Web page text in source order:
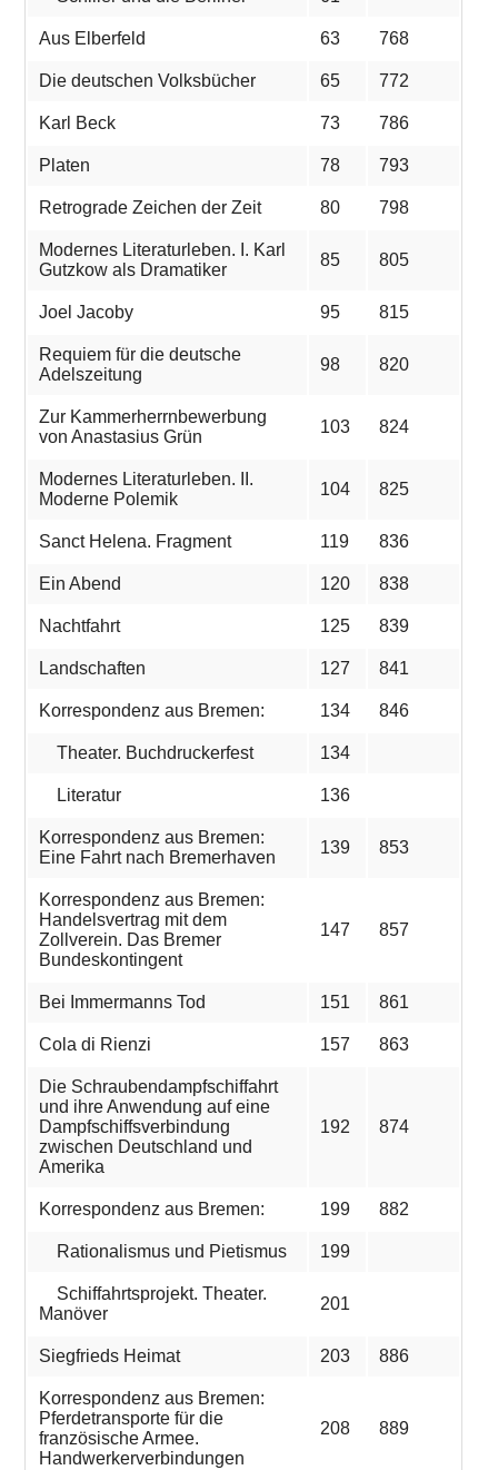
Aus Elberfeld 63 768
Die deutschen Volksbücher 65 772
Karl Beck 73 786
Platen 78 793
Retrograde Zeichen der Zeit 80 798
Modernes Literaturleben. I. Karl
Gutzkow als Dramatiker
85 805
Joel Jacoby 95 815
Requiem für die deutsche
Adelszeitung
98 820
Zur Kammerherrnbewerbung
von Anastasius Grün
103 824
Modernes Literaturleben. II.
Moderne Polemik
104 825
Sanct Helena. Fragment 119 836
Ein Abend 120 838
Nachtfahrt 125 839
Landschaften 127 841
Korrespondenz aus Bremen: 134 846
Theater. Buchdruckerfest 134
Literatur 136
Korrespondenz aus Bremen:
Eine Fahrt nach Bremerhaven
139 853
Korrespondenz aus Bremen:
Handelsvertrag mit dem
Zollverein. Das Bremer
Bundeskontingent
147 857
Bei Immermanns Tod 151 861
Cola di Rienzi 157 863
Die Schraubendampfschiffahrt
und ihre Anwendung auf eine
Dampfschiffsverbindung
zwischen Deutschland und
Amerika
192 874
Korrespondenz aus Bremen: 199 882
Rationalismus und Pietismus 199
Schiffahrtsprojekt. Theater.
Manöver
201
Siegfrieds Heimat 203 886
Korrespondenz aus Bremen:
Pferdetransporte für die
französische Armee.
Handwerkerverbindungen
208 889